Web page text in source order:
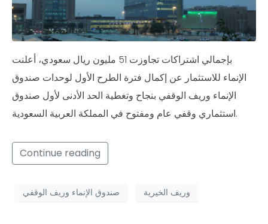
بإجمالي اشتراكات تجاوزت 51 مليون ريال سعودي، أعلنت
الإنماء للاستثمار عن إكمال فترة الطرح الأول لوحدات صندوق
الإنماء وريف الوقفي بنجاح وتغطية الحد الأدنى لأول صندوق
استثماري وقفي عام ومفتوح في المملكة العربية السعودية.
Continue reading
صندوق الإنماء وريف الوقفي وريف الخيرية